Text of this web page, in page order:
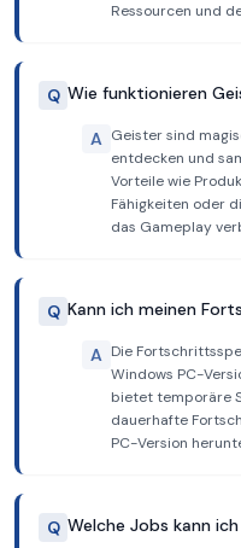
Ressourcen und
Q Wie funktionieren
A Geister sind
entdecken und
Vorteile wie
Fähigkeiten oder
das Gameplay
Q Kann ich meinen
A Die
Windows PC-
bietet temporäre
dauerhafte
PC-Version
Q Welche Jobs kann